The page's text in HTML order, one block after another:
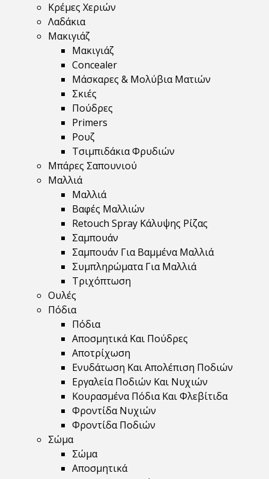
Κρέμες Χεριών
Λαδάκια
Μακιγιάζ
Μακιγιάζ
Concealer
Μάσκαρες & Μολύβια Ματιών
Σκιές
Πούδρες
Primers
Ρουζ
Τσιμπιδάκια Φρυδιών
Μπάρες Σαπουνιού
Μαλλιά
Μαλλιά
Βαφές Μαλλιών
Retouch Spray Κάλυψης Ρίζας
Σαμπουάν
Σαμπουάν Για Βαμμένα Μαλλιά
Συμπληρώματα Για Μαλλιά
Τριχόπτωση
Ουλές
Πόδια
Πόδια
Αποσμητικά Και Πούδρες
Αποτρίχωση
Ενυδάτωση Και Απολέπιση Ποδιών
Εργαλεία Ποδιών Και Νυχιών
Κουρασμένα Πόδια Και Φλεβίτιδα
Φροντίδα Νυχιών
Φροντίδα Ποδιών
Σώμα
Σώμα
Αποσμητικά